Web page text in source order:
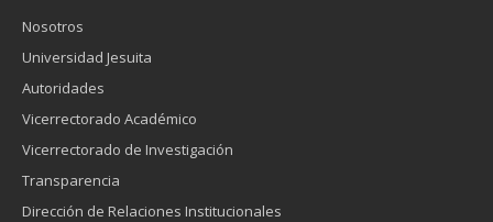
Nosotros
Universidad Jesuita
Autoridades
Vicerrectorado Académico
Vicerrectorado de Investigación
Transparencia
Dirección de Relaciones Institucionales